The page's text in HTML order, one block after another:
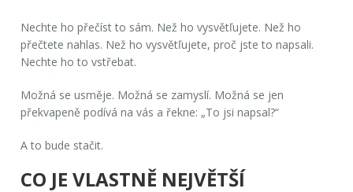
Nechte ho přečíst to sám. Než ho vysvětľujete. Než ho
přečtete nahlas. Než ho vysvětľujete, proč jste to napsali.
Nechte ho to vstřebat.
Možná se usměje. Možná se zamyslí. Možná se jen
překvapeně podívá na vás a řekne: „To jsi napsal?“
A to bude stačit.
CO JE VLASTNĚ NEJVĚTŠÍ